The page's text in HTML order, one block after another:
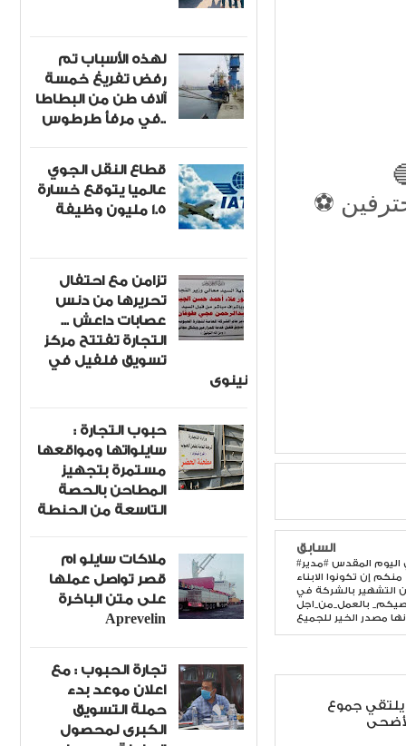
السابق
#ضمن منهاج المقابلات الاسبوعي في اليوم المقدس #مدير
إن تكونوا الابناء
التشهير بالشركة في
بالعمل_من_اجل
مصدر الخير للجميع
جموع
لهذه الأسباب تم
رفض تفريغ خمسة
آلاف طن من البطاطا
في مرفأ طرطوس..
قطاع النقل الجوي
عالميا يتوقع خسارة
1.5 مليون وظيفة
تزامن مع احتفال
تحريرها من دنس
عصابات داعش ...
التجارة تفتتح مركز
تسويق فلفيل في
نينوى
حبوب التجارة :
سايلواتها ومواقعها
مستمرة بتجهيز
المطاحن بالحصة
التاسعة من الحنطة
ملاكات سايلو ام
قصر تواصل عملها
على متن الباخرة
Aprevelin
تجارة الحبوب : مع
اعلان موعد بدء
حملة التسويق
الكبرى لمحصول